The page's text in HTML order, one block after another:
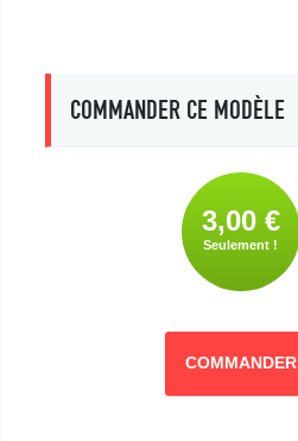
COMMANDER CE MODÈLE
3,00 €
Seulement !
COMMANDER